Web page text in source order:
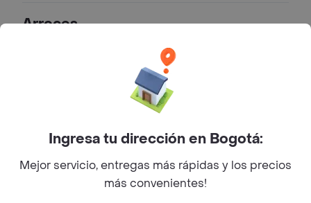
Arroces
Arroz preparado con variedad de
mariscos, vegetales salteados y
especias de sabor marinero.
Arroz con Camarón Fresco
Arroz preparado con camarones
Ingresa tu dirección en Bogotá:
Mejor servicio, entregas más rápidas y los precios
más convenientes!